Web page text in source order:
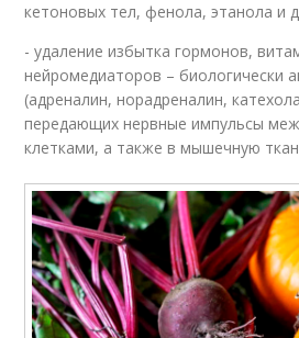
кетоновых тел, фенола, этанола и
- удаление избытка гормонов,
нейромедиаторов – биологически
(адреналин, норадреналин,
передающих нервные импульсы
клетками, а также в мышечную